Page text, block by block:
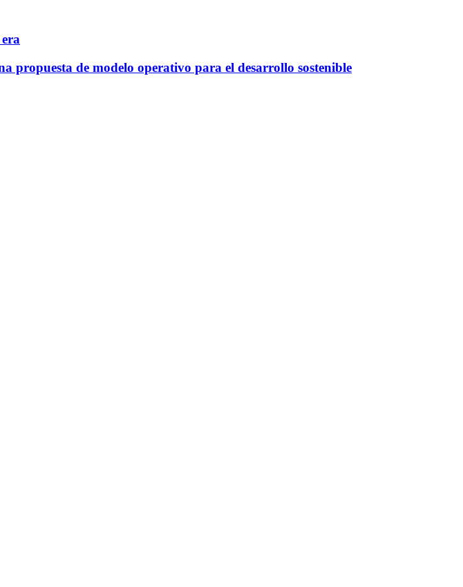
de modelo operativo para el desarrollo sostenible